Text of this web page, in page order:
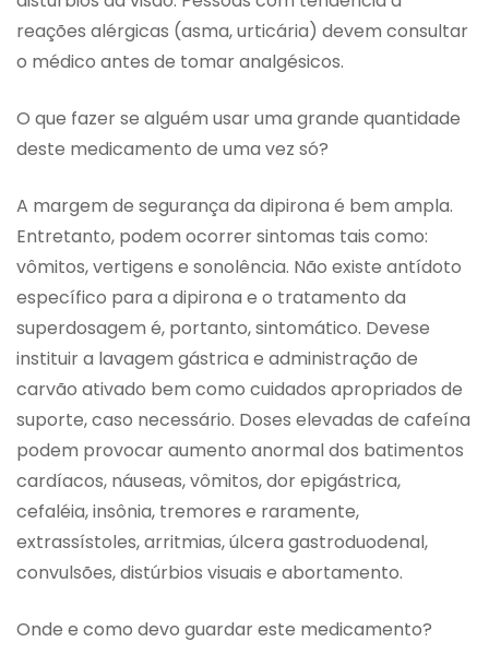
reações alérgicas (asma, urticária) devem consultar
o médico antes de tomar analgésicos.
O que fazer se alguém usar uma grande quantidade
deste medicamento de uma vez só?
A margem de segurança da dipirona é bem ampla.
Entretanto, podem ocorrer sintomas tais como:
vômitos, vertigens e sonolência. Não existe antídoto
específico para a dipirona e o tratamento da
superdosagem é, portanto, sintomático. Devese
instituir a lavagem gástrica e administração de
carvão ativado bem como cuidados apropriados de
suporte, caso necessário. Doses elevadas de cafeína
podem provocar aumento anormal dos batimentos
cardíacos, náuseas, vômitos, dor epigástrica,
cefaléia, insônia, tremores e raramente,
extrassístoles, arritmias, úlcera gastroduodenal,
convulsões, distúrbios visuais e abortamento.
Onde e como devo guardar este medicamento?